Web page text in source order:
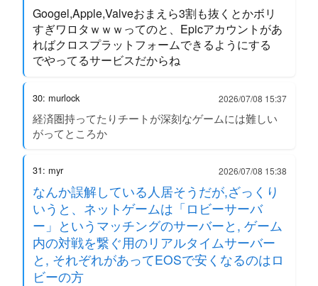
Googel,Apple,Valveおまえら3割も抜くとかボリ
すぎワロタｗｗｗってのと、Epicアカウントがあ
ればクロスプラットフォームできるようにする
でやってるサービスだからね
30: murlock 2026/07/08 15:37
経済圏持ってたりチートが深刻なゲームには難しい
がってところか
31: myr 2026/07/08 15:38
なんか誤解している人居そうだが,ざっくり
いうと、ネットゲームは「ロビーサーバ
ー」というマッチングのサーバーと, ゲーム
内の対戦を繋ぐ用のリアルタイムサーバー
と, それぞれがあってEOSで安くなるのはロ
ビーの方